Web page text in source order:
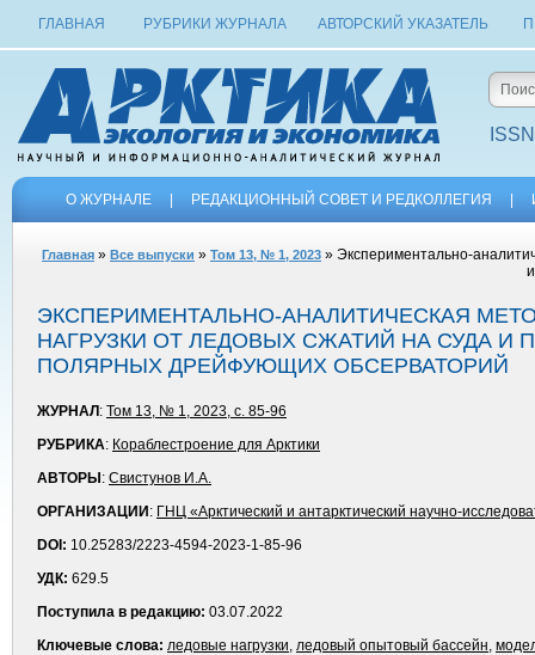
ГЛАВНАЯ РУБРИКИ ЖУРНАЛА АВТОРСКИЙ УКАЗАТЕЛЬ
О ЖУРНАЛЕ РЕДАКЦИОННЫЙ СОВЕТ И РЕДКОЛЛЕГИЯ
Главная » Все выпуски » Том 13, № 1, 2023 » Экспериментально-
ЭКСПЕРИМЕНТАЛЬНО-АНАЛИТИЧЕСКАЯ
НАГРУЗКИ ОТ ЛЕДОВЫХ СЖАТИЙ НА СУДА И
ПОЛЯРНЫХ ДРЕЙФУЮЩИХ ОБСЕРВАТОРИЙ
ЖУРНАЛ : Том 13, № 1, 2023, с. 85-96
РУБРИКА: Кораблестроение для Арктики
АВТОРЫ : Свистунов И.А.
ОРГАНИЗАЦИИ : ГНЦ «Арктический и антарктический научно-
DOI: 10.25283/2223-4594-2023-1-85-96
УДК: 629.5
Поступила в редакцию: 03.07.2022
Ключевые слова: ледовые нагрузки, ледовый опытовый бассейн,